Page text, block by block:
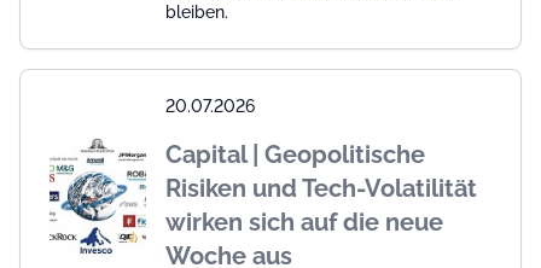
bleiben.
20.07.2026
Capital | Geopolitische
Risiken und Tech-Volatilität
wirken sich auf die neue
Woche aus